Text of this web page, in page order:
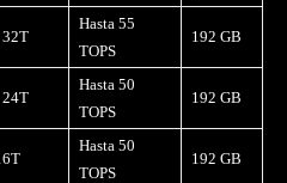
32T
Hasta 55
TOPS
192 GB
24T
Hasta 50
TOPS
192 GB
Hasta 50
TOPS
192 GB